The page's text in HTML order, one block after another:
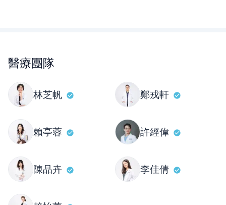
醫療團隊
林芝帆 鄭戎軒
賴亭蓉 許經偉
陳品卉 李佳倩